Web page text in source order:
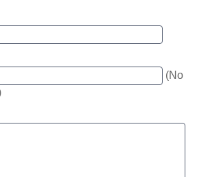
(No